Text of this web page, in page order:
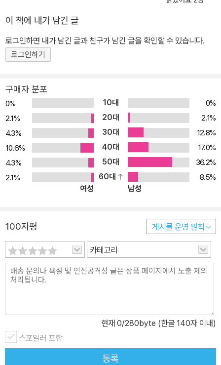
다. 청년 다윈의 한 인간으로서의 진실한 모습들! 다윈의 과학자로서
의 면모뿐 아니라 한 인간으로서의 솔직한 모습이 담겨 있다. 비글호
탐험기나 자서전, 항해지에서 보낸 편지 등에서는 다윈의 따뜻한 인
간미와 사유의 합리성을 엿볼 수 있다. "그래도 정말로 다정한 마음으
다윈의 문장들은 아름답고 격조 있다. 절해고도에서 해양 동물을 채
집해 방부액에 담그거나 인식표를 붙이는 작업에 몰두하는 청년 연구
자의 외로움과 그리움은 절절하기까지 하다. 노예제도를 비판하고 항
해에 동행한 흑인들의 장점을 따뜻한 눈으로 바라봤던 다윈은 강한
정의감의 소유자이기도 했다. 다윈의 위대성의 원천이란 무엇인가?
다윈의 청년 시절부터 쌓여나간 인간적 발전이 어떻게 노년의 위대한
과학자 다윈으로 이어지는지 흥미롭게 그려냈다. 청년 다윈의 빛나는
진보적 정신, 이상, 그리고 인도주의를 드러내는 생전의 그의 말과 글
보여준다. 과학사에 큰 획을 그은 그의 위대성의 원천이 무엇인지에
대해서도 다시금 되돌아보는 기회가 될 것이다.
이 책에 내가 남긴 글
로그인하면 내가 남긴 글과 친구가 남긴 글을 확인할 수 있습니다.
로그인하기
구매자 분포
0% 10대
0%
2.1%
20대
2.1%
4.3%
30대
12.8%
10.6%
40대
17.0%
4.3%
50대
36.2%
2.1%
60대
8.5%
여성
남성
100자평 게시물 운영 원칙
카테고리
현재 0/280byte (한글 140자 이내)
스포일러 포함
등록